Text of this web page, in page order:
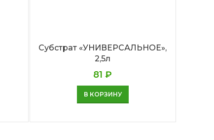
Субстрат «УНИВЕРСАЛЬНОЕ»,
2,5л
81₽
В КОРЗИНУ